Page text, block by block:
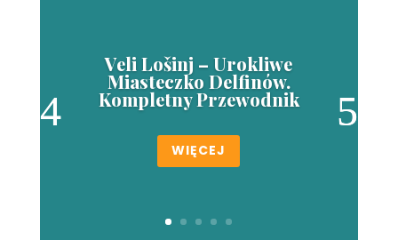
Veli Lošinj – Urokliwe
Miasteczko Delfinów.
Kompletny Przewodnik
WIĘCEJ